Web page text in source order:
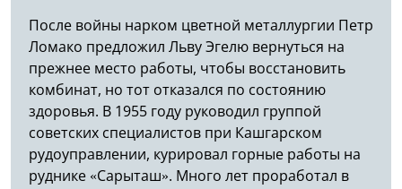
После войны нарком цветной металлургии Петр
Ломако предложил Льву Эгелю вернуться на
прежнее место работы, чтобы восстановить
комбинат, но тот отказался по состоянию
здоровья. В 1955 году руководил группой
советских специалистов при Кашгарском
рудоуправлении, курировал горные работы на
руднике «Сарыташ». Много лет проработал в